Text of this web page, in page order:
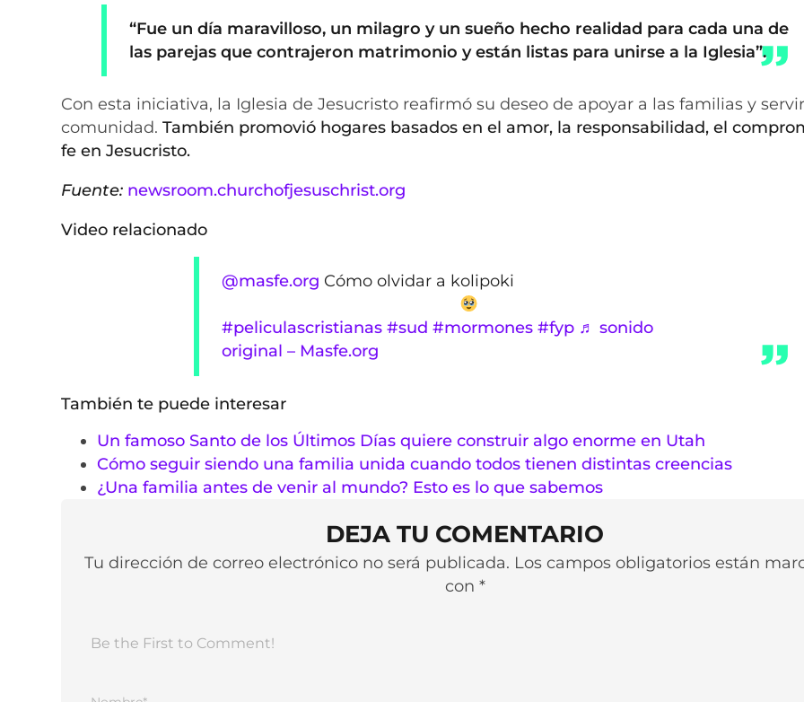
“Fue un día maravilloso, un milagro y un sueño hecho realidad para cada una de
las parejas que contrajeron matrimonio y están listas para unirse a la Iglesia”.
Con esta iniciativa, la Iglesia de Jesucristo reafirmó su deseo de apoyar a las familias y
comunidad.También promovió hogares basados en el amor, la responsabilidad, el
fe en Jesucristo.
Fuente: newsroom.churchofjesuschrist.org
Video relacionado
@masfe.org Cómo olvidar a kolipoki
#peliculascristianas #sud #mormones #fyp ♬ sonido
original – Masfe.org
También te puede interesar
Un famoso Santo de los Últimos Días quiere construir algo enorme en Utah
Cómo seguir siendo una familia unida cuando todos tienen distintas creencias
¿Una familia antes de venir al mundo? Esto es lo que sabemos
DEJA TU COMENTARIO
Tu dirección de correo electrónico no será publicada. Los campos obligatorios están
con *